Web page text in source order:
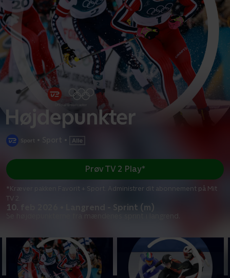
• •
10. feb 2026 • Langrend - Sprint (m)
Se højdepunkterne fra mændenes sprint i langrend.
Prøv TV 2 Play*
*Kræver pakken Favorit + Sport. Administrer dit abonnement på Mit
TV 2.